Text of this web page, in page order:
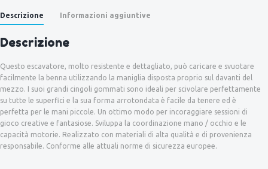
Descrizione Informazioni aggiuntive
Descrizione
Questo escavatore, molto resistente e dettagliato, può caricare e svuotare
facilmente la benna utilizzando la maniglia disposta proprio sul davanti del
mezzo. I suoi grandi cingoli gommati sono ideali per scivolare perfettamente
su tutte le superfici e la sua forma arrotondata è facile da tenere ed è
perfetta per le mani piccole. Un ottimo modo per incoraggiare sessioni di
gioco creative e fantasiose. Sviluppa la coordinazione mano / occhio e le
capacità motorie. Realizzato con materiali di alta qualità e di provenienza
responsabile. Conforme alle attuali norme di sicurezza europee.